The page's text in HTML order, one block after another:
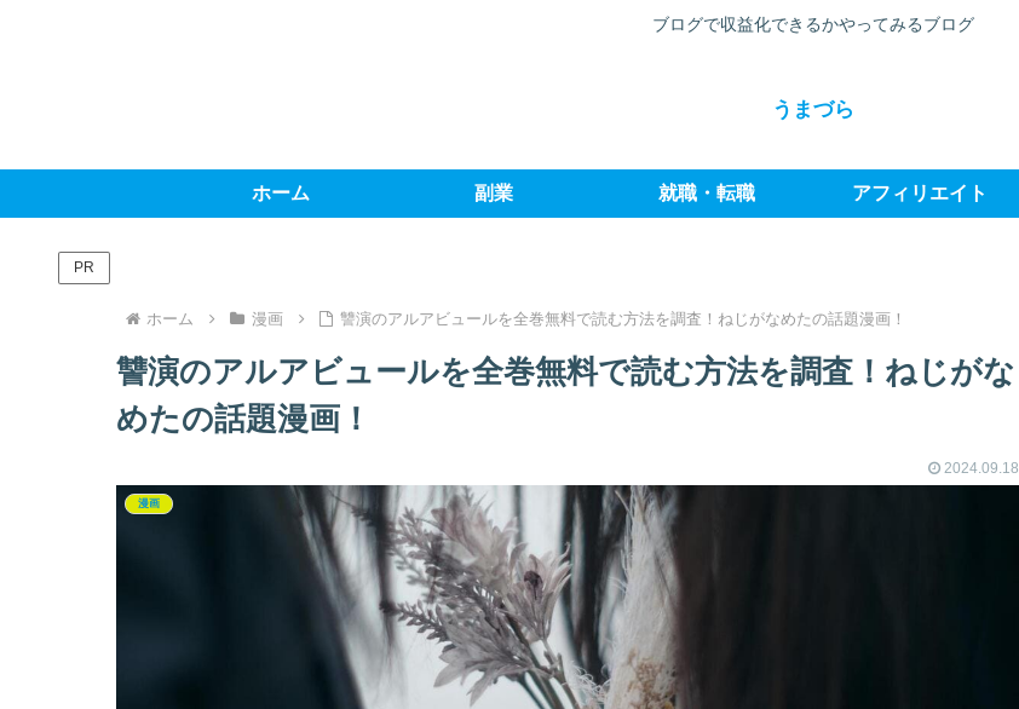
ブログで収益化できるかやってみるブログ
うまづら
ホーム 副業 就職・転職 アフィリエイト
PR
ホーム 漫画 讐演のアルアビュールを全巻無料で読む方法を調査！ねじがなめたの話題漫画！
讐演のアルアビュールを全巻無料で読む方法を調査！ねじがな
めたの話題漫画！
2024.09.18
漫画